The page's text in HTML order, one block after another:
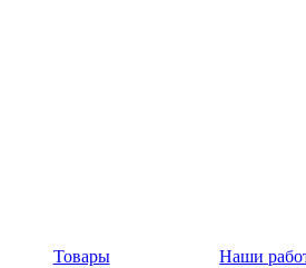
Товары Наши